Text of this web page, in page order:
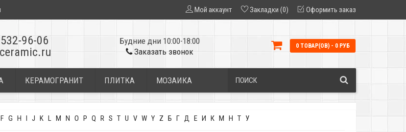
Мой аккаунт Закладки (0) Оформить заказ
96-06
Будние дни 10:00-18:00
Заказать звонок
0 ТОВАР(ОВ) - 0 РУБ
КЕРАМОГРАНИТ ПЛИТКА МОЗАИКА
F G H I J K L M N O P Q R S T U V W Y Z Б Г Д Е И К М Н Т У